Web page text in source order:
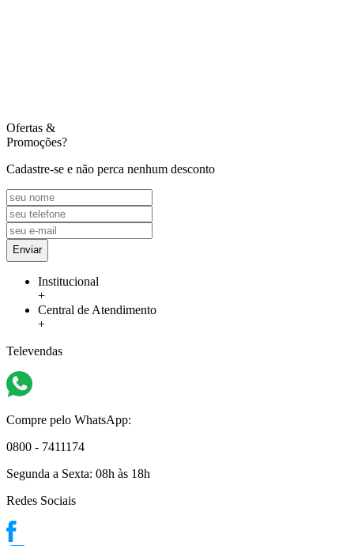
Ofertas &
Promoções?
Cadastre-se e não perca nenhum desconto
Enviar
Institucional
+
Central de Atendimento
+
Televendas
Compre pelo WhatsApp:
0800 - 7411174
Segunda a Sexta: 08h às 18h
Redes Sociais